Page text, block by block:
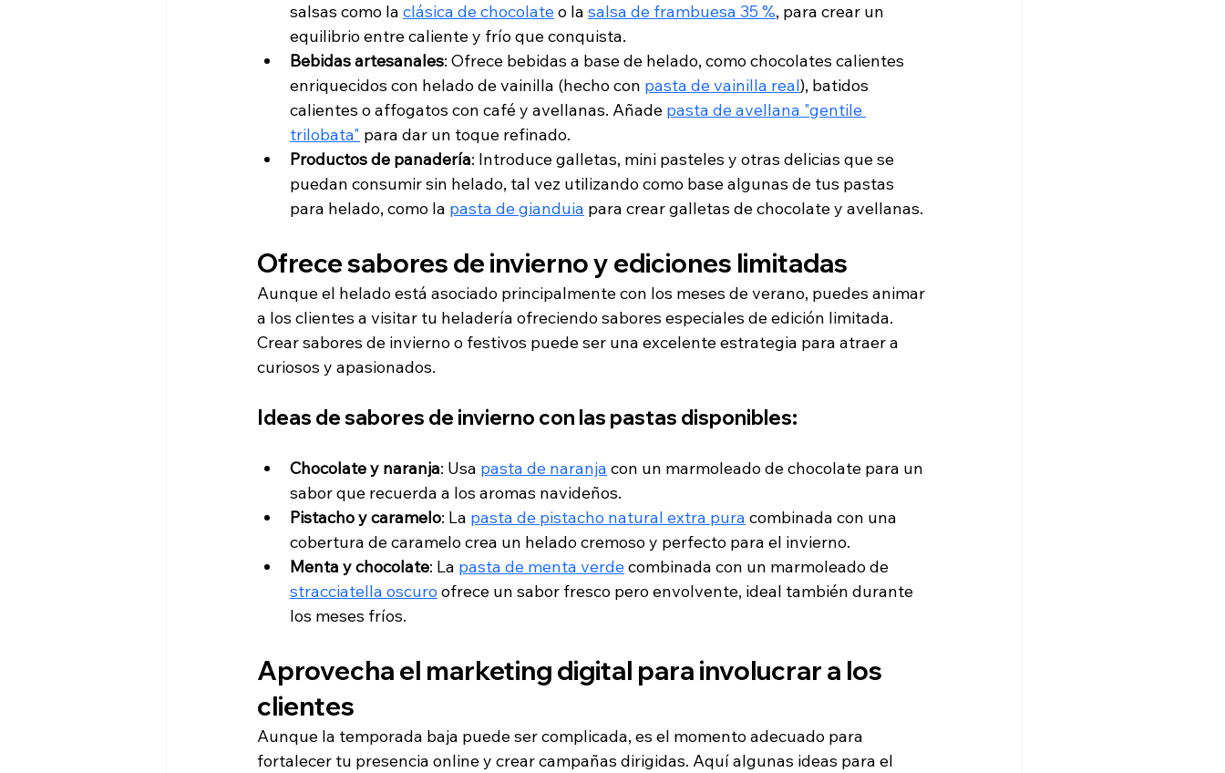
salsas como la clásica de chocolate o la salsa de frambuesa 35 %, para crear un
equilibrio entre caliente y frío que conquista.
Bebidas artesanales: Ofrece bebidas a base de helado, como chocolates calientes
enriquecidos con helado de vainilla (hecho con pasta de vainilla real), batidos
calientes o affogatos con café y avellanas. Añade pasta de avellana "gentile
trilobata" para dar un toque refinado.
Productos de panadería: Introduce galletas, mini pasteles y otras delicias que se
puedan consumir sin helado, tal vez utilizando como base algunas de tus pastas
para helado, como la pasta de gianduia para crear galletas de chocolate y avellanas.
Ofrece sabores de invierno y ediciones limitadas
Aunque el helado está asociado principalmente con los meses de verano, puedes animar
a los clientes a visitar tu heladería ofreciendo sabores especiales de edición limitada.
Crear sabores de invierno o festivos puede ser una excelente estrategia para atraer a
curiosos y apasionados.
Ideas de sabores de invierno con las pastas disponibles:
Chocolate y naranja: Usa pasta de naranja con un marmoleado de chocolate para un
sabor que recuerda a los aromas navideños.
Pistacho y caramelo: La pasta de pistacho natural extra pura combinada con una
cobertura de caramelo crea un helado cremoso y perfecto para el invierno.
Menta y chocolate: La pasta de menta verde combinada con un marmoleado de
stracciatella oscuro ofrece un sabor fresco pero envolvente, ideal también durante
los meses fríos.
Aprovecha el marketing digital para involucrar a los
clientes
Aunque la temporada baja puede ser complicada, es el momento adecuado para
fortalecer tu presencia online y crear campañas dirigidas. Aquí algunas ideas para el